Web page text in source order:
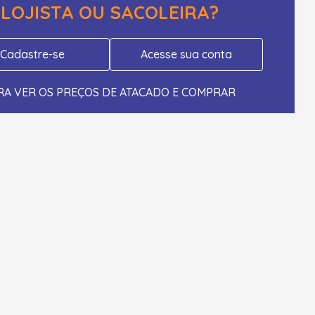
LOJISTA OU SACOLEIRA?
Cadastre-se Acesse sua conta
VER OS PREÇOS DE ATACADO E COMPRAR